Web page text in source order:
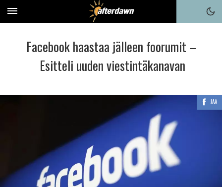
Facebook haastaa jälleen foorumit –
Esitteli uuden viestintäkanavan
JAA